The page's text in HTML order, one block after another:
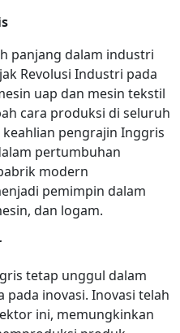
panjang dalam industri
Revolusi Industri pada
uap dan mesin tekstil
cara produksi di seluruh
pengrajin Inggris
pertumbuhan
modern
pemimpin dalam
dan logam.
tetap unggul dalam
inovasi. Inovasi telah
ini, memungkinkan